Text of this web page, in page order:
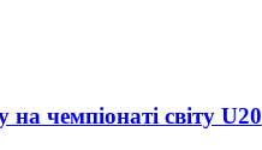
чемпіонаті світу U20